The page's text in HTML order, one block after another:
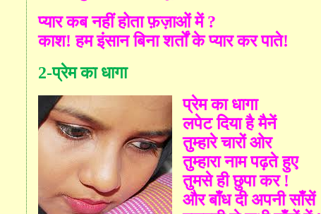
प्यार कब नहीं होता फ़ज़ाओं में?
काश! हम इंसान बिना शर्तों के प्यार कर पाते!
2-प्रेम का धागा
प्रेम का धागा
लपेट दिया है मैनें
तुम्हारे चारों ओर
तुम्हारा नाम पढ़ते हुए
तुमसे ही छुपा कर !
और बाँध दी अपनी साँसें